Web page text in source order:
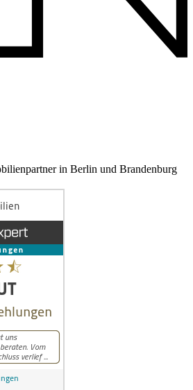
in Berlin und Brandenburg